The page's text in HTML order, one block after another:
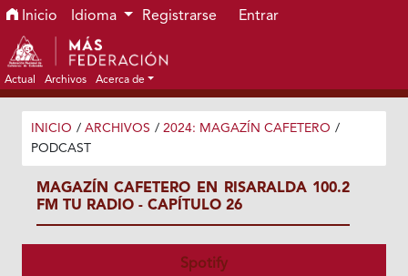
Ir al menú de navegación principal
Ir al contenido principal
Ir al pie de página del sitio
Inicio Idioma Registrarse Entrar
Actual Archivos Acerca de
INICIO / ARCHIVOS / 2024: MAGAZÍN CAFETERO /
PODCAST
MAGAZÍN CAFETERO EN RISARALDA 100.2
FM TU RADIO - CAPÍTULO 26
Spotify